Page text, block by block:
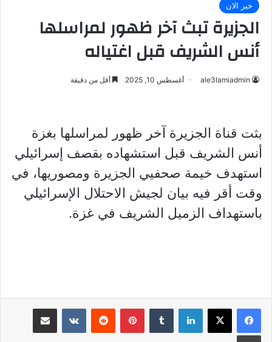
خبر الان
الجزيرة تبث آخر ظهور لمراسلها
أنس الشريف قبل اغتياله
ale3lamiadmin أغسطس 10, 2025 أقل من دقيقة
بثت قناة الجزيرة آخر ظهور لمراسلها بغزة
أنس الشريف قبل استشهاده بقصف إسرائيلي
استهدف خيمة صحفيي الجزيرة ومصوريها، في
وقت أقر فيه بيان لجيش الاحتلال الإسرائيلي
باستهداف الزميل الشريف في غزة.
لينكدإن بينتيريست مشاركة عبر البريد
طباعة